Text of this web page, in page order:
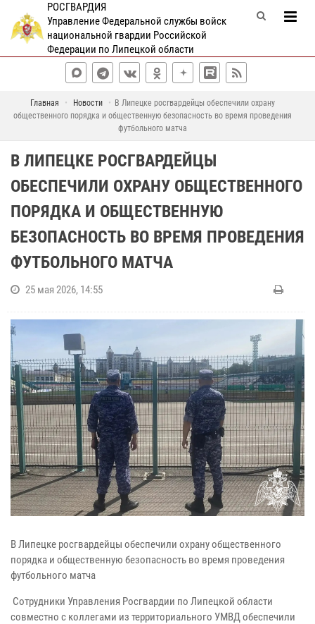
РОСГВАРДИЯ
Управление Федеральной службы войск
национальной гвардии Российской
Федерации по Липецкой области
Главная Новости
В Липецке росгвардейцы обеспечили охрану
общественного порядка и общественную безопасность во время проведения
футбольного матча
В ЛИПЕЦКЕ РОСГВАРДЕЙЦЫ
ОБЕСПЕЧИЛИ ОХРАНУ ОБЩЕСТВЕННОГО
ПОРЯДКА И ОБЩЕСТВЕННУЮ
БЕЗОПАСНОСТЬ ВО ВРЕМЯ ПРОВЕДЕНИЯ
ФУТБОЛЬНОГО МАТЧА
25 мая 2026, 14:55
В Липецке росгвардейцы обеспечили охрану общественного
порядка и общественную безопасность во время проведения
футбольного матча
Сотрудники Управления Росгвардии по Липецкой области
совместно с коллегами из территориального УМВД обеспечили